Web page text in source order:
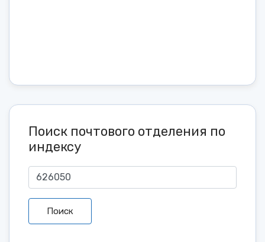
Поиск почтового отделения по
индексу
Поиск